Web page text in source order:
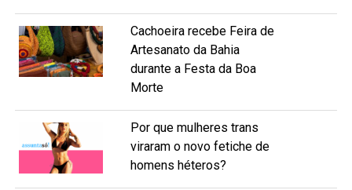
Cachoeira recebe Feira de
Artesanato da Bahia
durante a Festa da Boa
Morte
Por que mulheres trans
viraram o novo fetiche de
homens héteros?